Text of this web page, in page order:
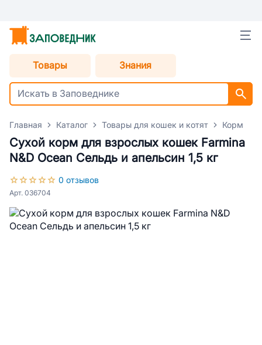
Товары Знания
Главная Каталог Товары для кошек и котят Корм
Сухой корм для взрослых кошек Farmina
N&D Ocean Сельдь и апельсин 1,5 кг
0 отзывов
Арт. 036704